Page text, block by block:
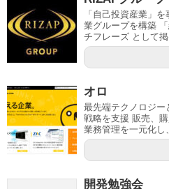
「自己投資産業」
業グループを構築
チフレーズ として
オロ
最先端テクノロジー
戦略を支援 販売、
業務管理を一元化し
開発勉強会